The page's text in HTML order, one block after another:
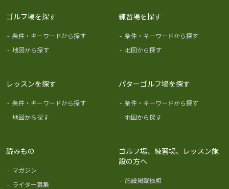
ゴルフ場を探す
- 条件・キーワードから探す
- 地図から探す
練習場を探す
- 条件・キーワードから探す
- 地図から探す
レッスンを探す
- 条件・キーワードから探す
- 地図から探す
パターゴルフ場を探す
- 条件・キーワードから探す
- 地図から探す
読みもの
- マガジン
- ライター募集
ゴルフ場、練習場、レッスン施
設の方へ
- 施設掲載依頼